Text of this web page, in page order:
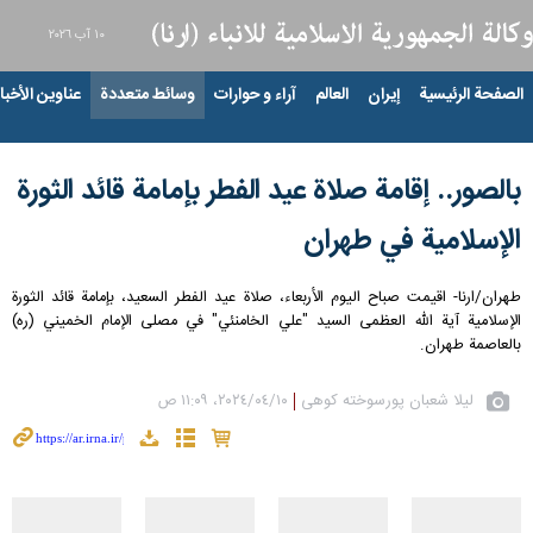
١٠ آب ٢٠٢٦
الصفحة الرئيسية إيران العالم آراء و حوارات وسائط متعددة عناوين
بالصور.. إقامة صلاة عيد الفطر بإمامة قائد الثورة
الإسلامية في طهران
طهران/ارنا- اقيمت صباح الیوم الأربعاء، صلاة عيد الفطر السعيد، بإمامة قائد الثورة
الإسلامية آية الله العظمى السيد "علي الخامنئي" في مصلى الإمام الخميني (ره)
بالعاصمة طهران.
لیلا شعبان پورسوخته کوهی ١٠‏/٠٤‏/٢٠٢٤، ١١:٠٩ ص